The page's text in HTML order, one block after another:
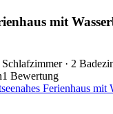
mit
· 2
1 Bewertung
Ferienhaus mit